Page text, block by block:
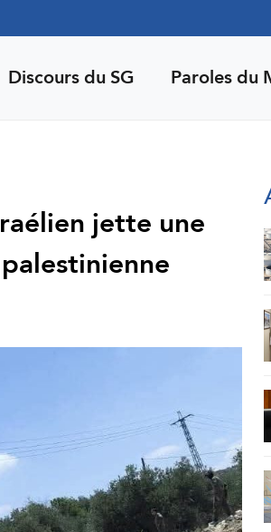
Discours du SG Paroles du
jette une